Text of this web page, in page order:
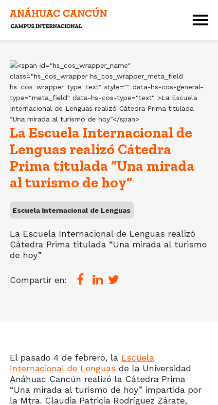
La Escuela Internacional de
Lenguas realizó Cátedra
Prima titulada “Una mirada
al turismo de hoy”
Escuela Internacional de Lenguas
La Escuela Internacional de Lenguas realizó
Cátedra Prima titulada “Una mirada al turismo
de hoy”
Compartir en:
El pasado 4 de febrero, la Escuela
Internacional de Lenguas de la Universidad
Anáhuac Cancún realizó la Cátedra Prima
“Una mirada al turismo de hoy” impartida por
la Mtra. Claudia Patricia Rodríguez Zárate,